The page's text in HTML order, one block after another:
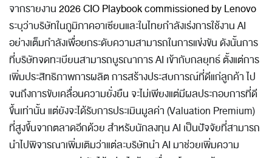
จากรายงาน2026 CIO Playbook commissioned by Lenovo
ระบุว่าบริษัทในภูมิภาคอาเซียนและในไทยกำลังเร่งการใช้งาน AI
อย่างเต็มกำลังเพื่อยกระดับความสามารถในการแข่งขัน ดังนั้นการ
ที่บริษัทจดทะเบียนสามารถบูรณาการ AI เข้ากับกลยุทธ์ ตั้งแต่การ
เพิ่มประสิทธิภาพการผลิต การสร้างประสบการณ์ที่ดีแก่ลูกค้า ไป
จนถึงการขับเคลื่อนความยั่งยืน จะไม่เพียงแต่มีผลประกอบการที่ดี
ขึ้นเท่านั้น แต่ยังจะได้รับการประเมินมูลค่า (Valuation Premium)
ที่สูงขึ้นจากตลาดอีกด้วย สำหรับนักลงทุน AI เป็นปัจจัยที่สามารถ
นำไปพิจารณาเพิ่มเติมว่าแต่ละบริษัทนำ AI มาช่วยเพิ่มความ